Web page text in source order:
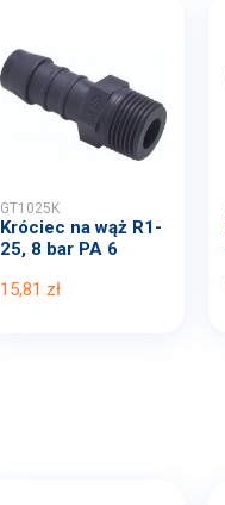
GT1025K
Króciec na wąż R1-
25, 8 bar PA 6
15,81 zł